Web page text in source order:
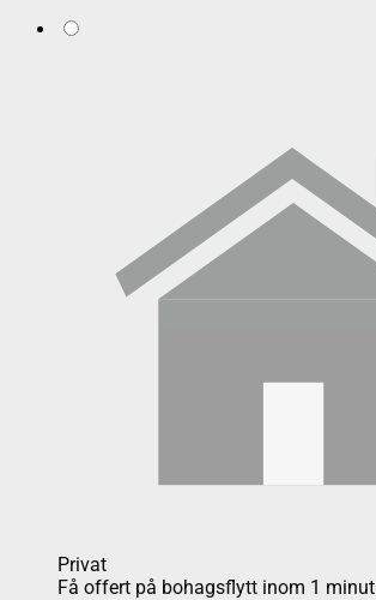
Privat
Få offert på bohagsflytt inom 1 minut